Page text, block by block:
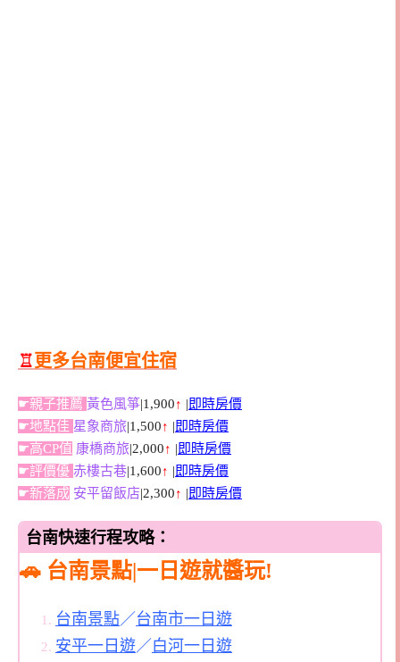
♖ 更多台南便宜住宿
☛親子推薦 黃色風箏|1,900↑ |即時房價
☛地點佳 星象商旅|1,500↑ |即時房價
☛高CP值 康橋商旅|2,000↑ |即時房價
☛評價優 赤樓古巷|1,600↑ |即時房價
☛新落成 安平留飯店|2,300↑ |即時房價
台南快速行程攻略：
🚗 台南景點|一日遊就醬玩!
台南景點／台南市一日遊
安平一日遊／白河一日遊